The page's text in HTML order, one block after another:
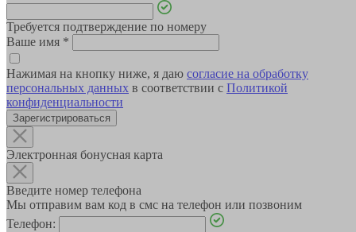
Требуется подтверждение по номеру
Ваше имя *
Нажимая на кнопку ниже, я даю согласие на обработку
персональных данных в соответствии с Политикой
конфиденциальности
Зарегистрироваться
Электронная бонусная карта
Введите номер телефона
Мы отправим вам код в смс на телефон или позвоним
Телефон: